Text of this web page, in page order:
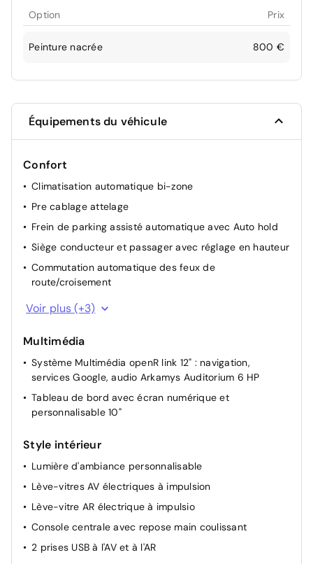
Option Prix
Peinture nacrée 800 €
Équipements du véhicule
Confort
Climatisation automatique bi-zone
Pre cablage attelage
Frein de parking assisté automatique avec Auto hold
Siège conducteur et passager avec réglage en hauteur
Commutation automatique des feux de
route/croisement
Rétroviseur intérieur électrochrome
Caméra de recul (digitale)
Voir plus (+3)
Multimédia
Système Multimédia openR link 12" : navigation,
services Google, audio Arkamys Auditorium 6 HP
Tableau de bord avec écran numérique et
personnalisable 10"
Style intérieur
Lumière d'ambiance personnalisable
Lève-vitres AV électriques à impulsion
Lève-vitre AR électrique à impulsio
Console centrale avec repose main coulissant
2 prises USB à l'AV et à l'AR